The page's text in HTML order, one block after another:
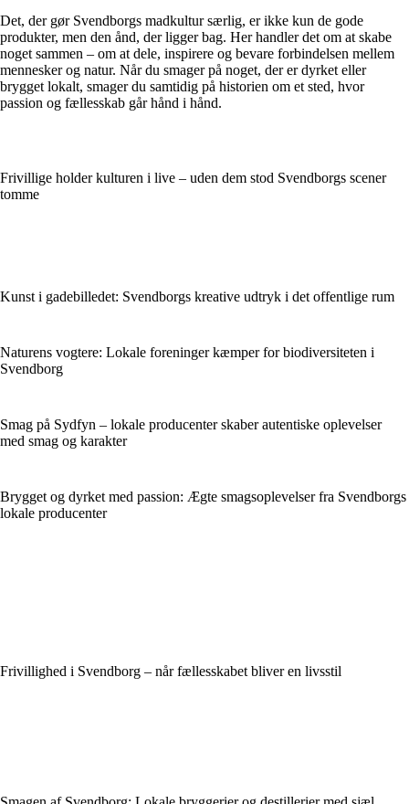
Det, der gør Svendborgs madkultur særlig, er ikke kun de gode
produkter, men den ånd, der ligger bag. Her handler det om at skabe
noget sammen – om at dele, inspirere og bevare forbindelsen mellem
mennesker og natur. Når du smager på noget, der er dyrket eller
brygget lokalt, smager du samtidig på historien om et sted, hvor
passion og fællesskab går hånd i hånd.
Frivillige holder kulturen i live – uden dem stod Svendborgs scener
tomme
Kunst i gadebilledet: Svendborgs kreative udtryk i det offentlige rum
Naturens vogtere: Lokale foreninger kæmper for biodiversiteten i
Svendborg
Smag på Sydfyn – lokale producenter skaber autentiske oplevelser
med smag og karakter
Brygget og dyrket med passion: Ægte smagsoplevelser fra Svendborgs
lokale producenter
Frivillighed i Svendborg – når fællesskabet bliver en livsstil